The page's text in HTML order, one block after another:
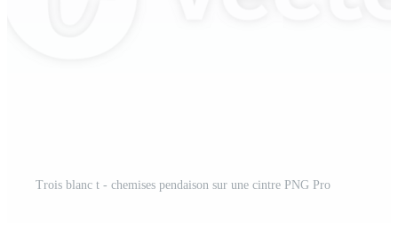
Trois blanc t - chemises pendaison sur une cintre PNG Pro